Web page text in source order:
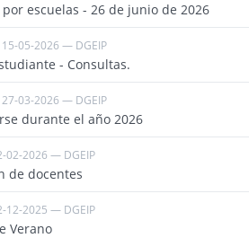
por escuelas - 26 de junio de 2026
15-05-2026 — DGEIP
- Consultas.
27-03-2026 — DGEIP
durante el año 2026
02-2026 — DGEIP
de docentes
12-2025 — DGEIP
Verano